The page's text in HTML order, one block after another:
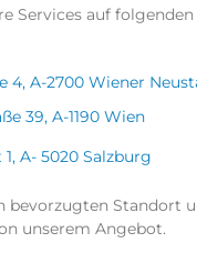
Services auf
4, A-2700 Wiener
39, A-1190 Wien
A- 5020 Salzburg
bevorzugten Standort
unserem Angebot.